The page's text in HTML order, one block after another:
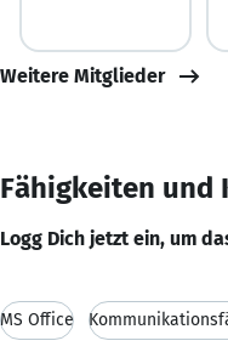
Weitere Mitglieder
Fähigkeiten und
Logg Dich jetzt ein, um
MS Office